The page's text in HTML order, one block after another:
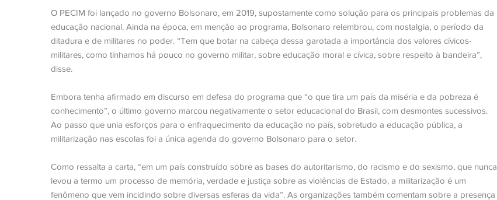
O PECIM foi lançado no governo Bolsonaro, em 2019, supostamente como solução para os principais problemas da
educação nacional. Ainda na época, em menção ao programa, Bolsonaro relembrou, com nostalgia, o período da
ditadura e de militares no poder. “Tem que botar na cabeça dessa garotada a importância dos valores cívicos-
militares, como tínhamos há pouco no governo militar, sobre educação moral e cívica, sobre respeito à bandeira”,
disse.
Embora tenha afirmado em discurso em defesa do programa que “o que tira um país da miséria e da pobreza é
conhecimento”, o último governo marcou negativamente o setor educacional do Brasil, com desmontes sucessivos.
Ao passo que unia esforços para o enfraquecimento da educação no país, sobretudo a educação pública, a
militarização nas escolas foi a única agenda do governo Bolsonaro para o setor.
Como ressalta a carta, “em um país construído sobre as bases do autoritarismo, do racismo e do sexismo, que nunca
levou a termo um processo de memória, verdade e justiça sobre as violências de Estado, a militarização é um
fenômeno que vem incidindo sobre diversas esferas da vida”. As organizações também comentam sobre a presença